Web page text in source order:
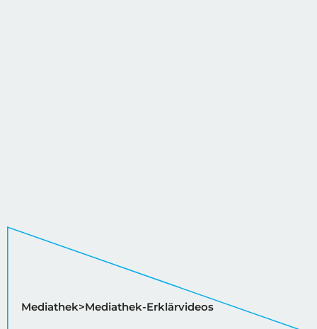
Mediathek Mediathek-Erklärvideos